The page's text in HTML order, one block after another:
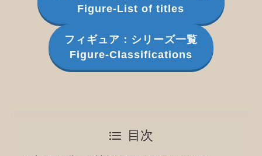
Figure-List of titles
フィギュア：シリーズ一覧
Figure-Classifications
目次